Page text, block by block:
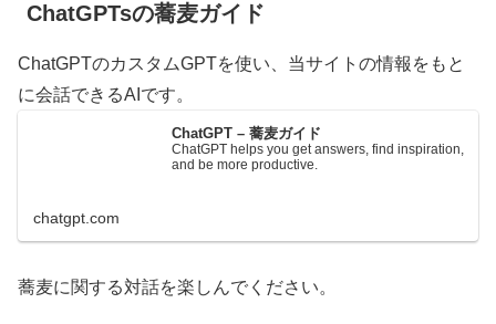
ChatGPTsの蕎麦ガイド
ChatGPTのカスタムGPTを使い、当サイトの情報をもと
に会話できるAIです。
ChatGPT – 蕎麦ガイド
ChatGPT helps you get answers, find inspiration,
and be more productive.
chatgpt.com
蕎麦に関する対話を楽しんでください。